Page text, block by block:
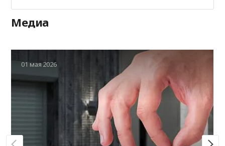
Медиа
01 мая 2026